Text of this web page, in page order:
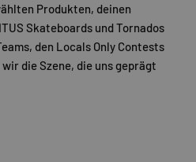
Produkten, deinen
Skateboards und Tornados
den Locals Only Contests
die Szene, die uns geprägt